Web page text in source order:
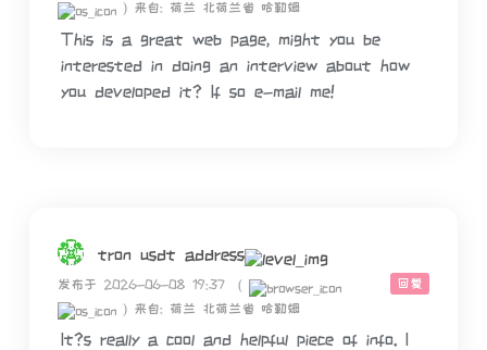
) 来自: 荷兰 北荷兰省 哈勒姆
This is a great web page, might you be
interested in doing an interview about how
you developed it? If so e-mail me!
tron usdt address
回复
发布于 2026-06-08 19:37
(
) 来自: 荷兰 北荷兰省 哈勒姆
It?s really a cool and helpful piece of info. I